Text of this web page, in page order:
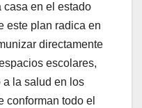
casa en el estado
este plan radica en
directamente
escolares,
a la salud en los
conforman todo el